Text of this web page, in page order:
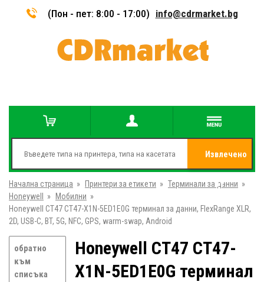
(Пон - пет: 8:00 - 17:00) info@cdrmarket.bg
Извлечено
от
Начална страница » Принтери за етикети » Терминали за данни »
Honeywell
» Мобилни »
Honeywell CT47 CT47-X1N-5ED1E0G терминал за данни, FlexRange XLR,
2D, USB-C, BT, 5G, NFC, GPS, warm-swap, Android
обратно
към
списъка
Honeywell CT47 CT47-
X1N-5ED1E0G терминал